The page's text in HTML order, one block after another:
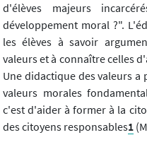
d'élèves majeurs
développement moral ?".
les élèves à savoir
valeurs et à connaître celles
Une didactique des valeurs
valeurs morales
c'est d'aider à former à la
des citoyens responsables1